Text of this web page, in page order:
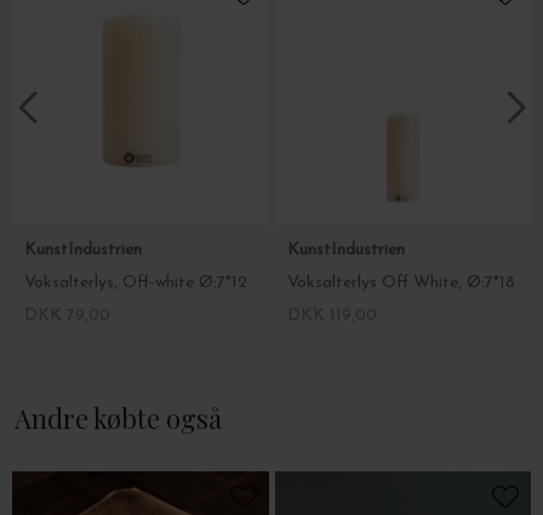
KunstIndustrien
Voksalterlys, Off-white Ø:7*12
KunstIndustrien
Voksalterlys Off White, Ø:7*18
Andre købte også